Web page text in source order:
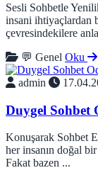
Sesli Sohbetle
insani ihtiyaçlardan
çevresindekilere
💬 Genel Oku
admin
Duygel Sohbet
Konuşarak Sohbet
her insanın doğal
Fakat bazen ...